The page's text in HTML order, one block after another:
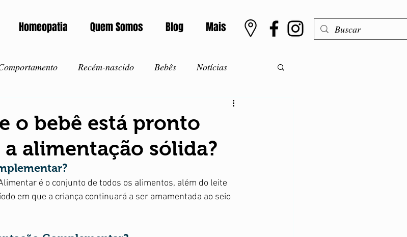
Homeopatia Quem Somos Blog Mais
Recém-nascido Bebês Notícias
Meningite
Amamentação Vacinação Inverno Alergias
Corona Vírus Covid-19 Intolerância a lactose
o bebê está pronto
alimentação sólida?
é o conjunto de todos os alimentos, além do leite
em que a criança continuará a ser amamentada ao seio